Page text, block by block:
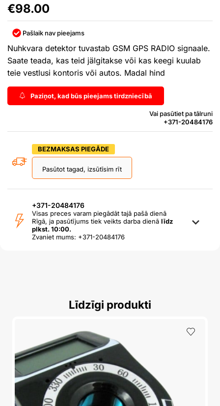
€98.00
Pašlaik nav pieejams
Nuhkvara detektor tuvastab GSM GPS RADIO signaale.
Saate teada, kas teid jälgitakse või kas keegi kuulab
teie vestlusi kontoris või autos. Madal hind
Paziņot, kad būs pieejams tirdzniecībā
Vai pasūtiet pa tālruni
+371-20484176
BEZMAKSAS PIEGĀDE
Pasūtot tagad, izsūtīsim rīt
+371-20484176
Visas preces varam piegādāt tajā pašā dienā
Rīgā, ja pasūtījums tiek veikts darba dienā līdz
plkst. 10:00.
Zvaniet mums: +371-20484176
Līdzīgi produkti